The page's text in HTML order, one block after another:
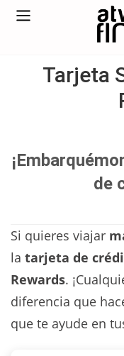
Tarjeta
de
Si quieres viajar
la tarjeta de
Rewards.
diferencia que
que te ayude en